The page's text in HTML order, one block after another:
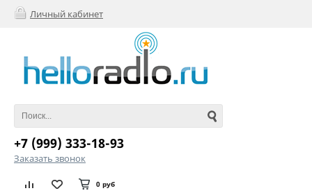
Личный кабинет
+7 (999) 333-18-93
Заказать звонок
0 руб